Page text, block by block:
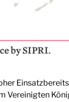
Vereinigten